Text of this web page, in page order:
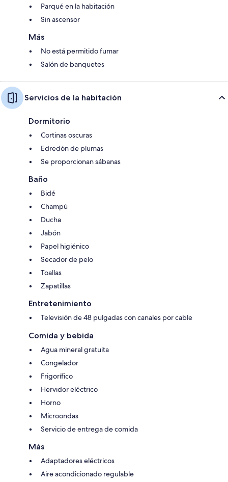
Parqué en la habitación
Sin ascensor
Más
No está permitido fumar
Salón de banquetes
Servicios de la habitación
Dormitorio
Cortinas oscuras
Edredón de plumas
Se proporcionan sábanas
Baño
Bidé
Champú
Ducha
Jabón
Papel higiénico
Secador de pelo
Toallas
Zapatillas
Entretenimiento
Televisión de 48 pulgadas con canales por cable
Comida y bebida
Agua mineral gratuita
Congelador
Frigorífico
Hervidor eléctrico
Horno
Microondas
Servicio de entrega de comida
Más
Adaptadores eléctricos
Aire acondicionado regulable